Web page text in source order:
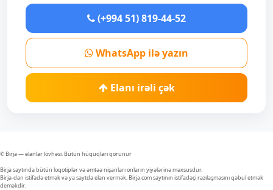
(+994 51) 819-44-52
WhatsApp ilə yazın
Elanı irəli çək
© Birja — elanlar lövhəsi. Bütün hüquqları qorunur
Birja saytında bütün loqotiplər və əmtəə nişanları onların yiyələrinə məxsusdur.
Birja-dan istifadə etmək və ya saytda elan vermək, Birja.com saytının istifadəçi razılaşmasını qəbul etmək
deməkdir.